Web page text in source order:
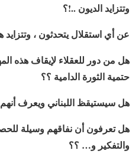
وتتزايد الديون ..!؟
عن أي استقلال يتحدثون ،
هل من دور للعقلاء لإيقاف هذه
حتمية الثورة الدامية ؟؟
هل سيستيقظ اللبناني ويعرف
هل تعرفون أن نفاقهم وسيلة
والتفكير و… ؟؟